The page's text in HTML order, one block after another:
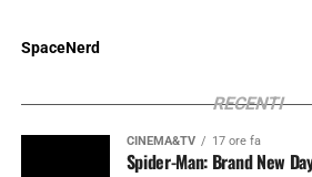
SpaceNerd
RECENTI
CINEMA&TV 17 ore fa
Spider-Man: Brand New